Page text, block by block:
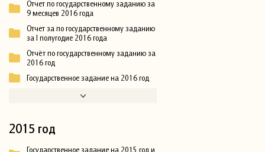
Отчет по государственному заданию за
9 месяцев 2016 года
Отчет за по государственному заданию
за I полугодие 2016 года
Отчёт по государственному заданию за
2016 год
Государственное задание на 2016 год
2015 год
Государственное задание на 2015 год и